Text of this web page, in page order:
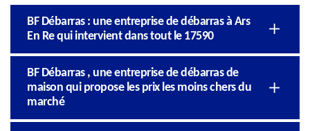
BF Débarras : une entreprise de débarras à Ars
En Re qui intervient dans tout le 17590
BF Débarras , une entreprise de débarras de
maison qui propose les prix les moins chers du
marché